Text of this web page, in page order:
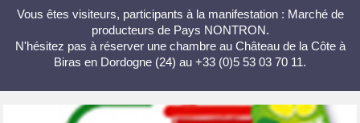
Vous êtes visiteurs, participants à la manifestation : Marché de
producteurs de Pays NONTRON.
N'hésitez pas à réserver une chambre au Château de la Côte à
Biras en Dordogne (24) au +33 (0)5 53 03 70 11.